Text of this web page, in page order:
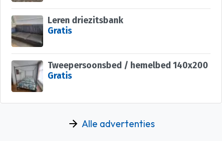
Leren driezitsbank
Gratis
Tweepersoonsbed / hemelbed 140x200
Gratis
Alle advertenties